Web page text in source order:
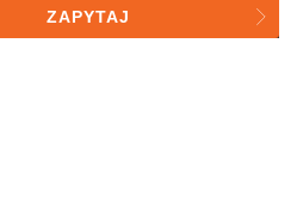
sp. z o.o. do celów statystycznych
ZAPYTAJ